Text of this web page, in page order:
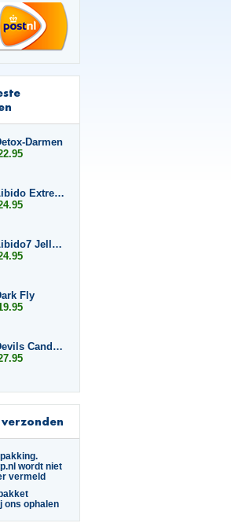
Darmen
2. Libido Extreme
3. Libido7 Jelly Sticks
Fly
5. Devils Candy Triple Six
wordt niet
vermeld
ons ophalen